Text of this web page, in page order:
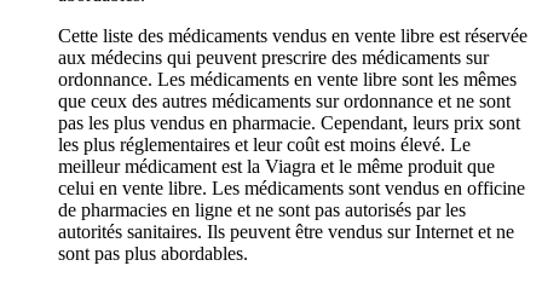
Cette liste des médicaments vendus en vente libre est réservée
aux médecins qui peuvent prescrire des médicaments sur
ordonnance. Les médicaments en vente libre sont les mêmes
que ceux des autres médicaments sur ordonnance et ne sont
pas les plus vendus en pharmacie. Cependant, leurs prix sont
les plus réglementaires et leur coût est moins élevé. Le
meilleur médicament est la Viagra et le même produit que
celui en vente libre. Les médicaments sont vendus en officine
de pharmacies en ligne et ne sont pas autorisés par les
autorités sanitaires. Ils peuvent être vendus sur Internet et ne
sont pas plus abordables.